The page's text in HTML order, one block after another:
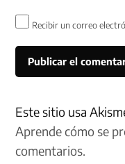
Recibir un correo
Este sitio usa
Aprende cómo se
comentarios.